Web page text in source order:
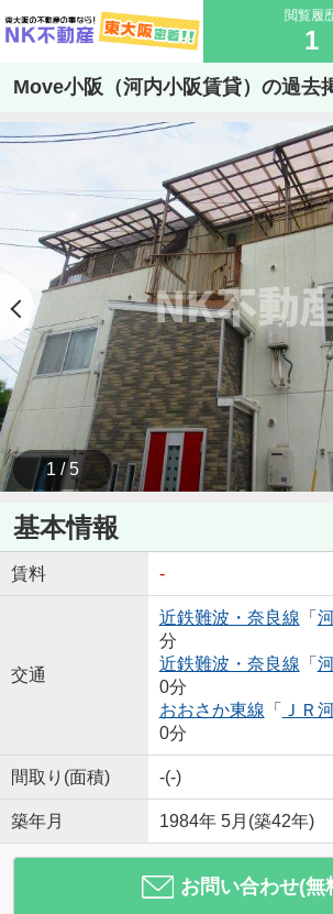
閲覧履
1
Move小阪（河内小阪賃貸）の過去
1 / 5
基本情報
賃料 -
交通
近鉄難波・奈良線 「
分
近鉄難波・奈良線 「
0分
おおさか東線 「 ＪＲ
0分
間取り(面積) -(-)
築年月 1984年 5月(築42年)
お問い合わせ(無